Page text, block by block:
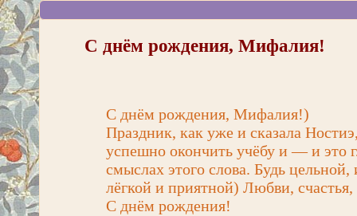
С днём рождения, Мифалия!
С днём рождения, Мифалия!)
Праздник, как уже и сказала
успешно окончить учёбу и — и это
смыслах этого слова. Будь
лёгкой и приятной) Любви,
С днём рождения!